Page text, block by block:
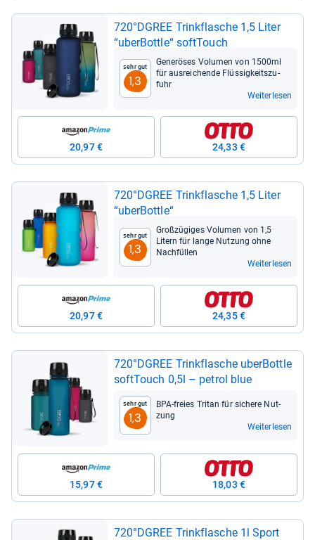
720°DGREE Trink­fla­sche 1,5 Liter
“uber­Bottle“ soft­Touch
Sehr gut
1,3
Generöses Volu­men von 1500ml
für aus­rei­chende Flüs­sig­keits­zu­
fuhr
Weiterlesen
20,97 € 24,33 €
720°DGREE Trink­fla­sche 1,5 Liter
“uber­Bottle“
Sehr gut
1,3
Groß­zü­gi­ges Volu­men von 1,5
Litern für lange Nut­zung ohne
Nach­fül­len
Weiterlesen
20,97 € 24,35 €
720°DGREE Trink­fla­sche uber­Bottle
soft­Touch 0,5l – petrol blue
Sehr gut
1,3
BPA-​freies Tri­tan für sichere Nut­
zung
Weiterlesen
15,97 € 18,03 €
720°DGREE Trink­fla­sche 1l Sport